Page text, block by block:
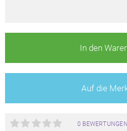
In den
Auf die
0 BEWERTUNGEN